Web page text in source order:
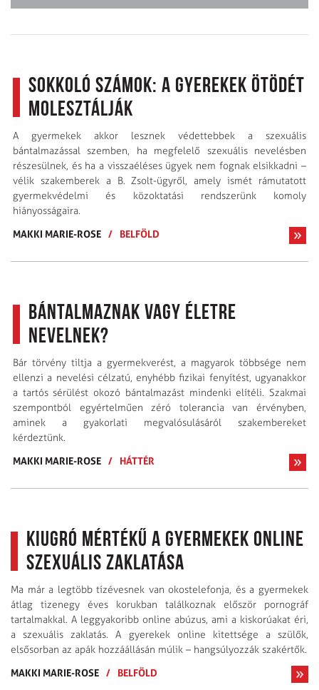
Sokkoló számok: a gyerekek ötödét
molesztálják
A gyermekek akkor lesznek védettebbek a szexuális
bántalmazással szemben, ha megfelelő szexuális nevelésben
részesülnek, és ha a visszaéléses ügyek nem fognak elsikkadni –
vélik szakemberek a B. Zsolt-ügyről, amely ismét rámutatott
gyermekvédelmi és közoktatási rendszerünk komoly
hiányosságaira.
MAKKI MARIE-ROSE / BELFÖLD
Bántalmaznak vagy életre
nevelnek?
Bár törvény tiltja a gyermekverést, a magyarok többsége nem
ellenzi a nevelési célzatú, enyhébb fizikai fenyítést, ugyanakkor
a tartós sérülést okozó bántalmazást mindenki elítéli. Szakmai
szempontból egyértelműen zéró tolerancia van érvényben,
aminek a gyakorlati megvalósulásáról szakembereket
kérdeztünk.
MAKKI MARIE-ROSE / HÁTTÉR
Kiugró mértékű a gyermekek online
szexuális zaklatása
Ma már a legtöbb tíz­évesnek van okostelefonja, és a gyermekek
átlag tizenegy éves korukban találkoznak először pornográf
tartalmakkal. A leggyakoribb online abúzus, ami a kiskorúakat éri,
a szexuális zaklatás. A gyerekek online kitettsége a szülők,
elsősorban az apák hozzáállásán múlik – hangsúlyozzák szakértők.
MAKKI MARIE-ROSE / BELFÖLD